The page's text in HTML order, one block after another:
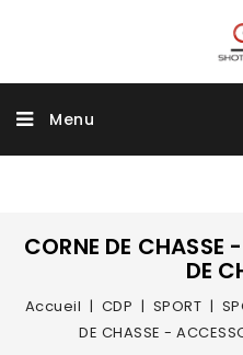
Menu
CORNE DE CHASSE
DE
Accueil CDP SPORT
DE CHASSE -